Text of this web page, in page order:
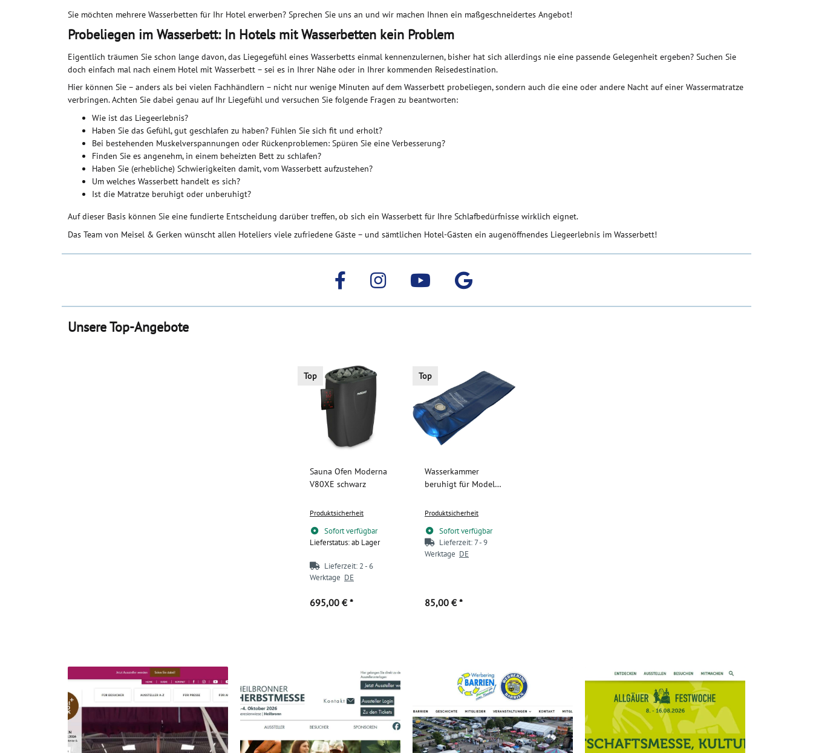
Sie möchten mehrere Wasserbetten für Ihr Hotel erwerben? Sprechen Sie uns an und wir machen Ihnen ein maßgeschneidertes Angebot!
Probeliegen im Wasserbett: In Hotels mit Wasserbetten kein Problem
Eigentlich träumen Sie schon lange davon, das Liegegefühl eines Wasserbetts einmal kennenzulernen, bisher hat sich allerdings nie eine passende Gelegenheit ergeben? Suchen Sie
doch einfach mal nach einem Hotel mit Wasserbett – sei es in Ihrer Nähe oder in Ihrer kommenden Reisedestination.
Hier können Sie – anders als bei vielen Fachhändlern – nicht nur wenige Minuten auf dem Wasserbett probeliegen, sondern auch die eine oder andere Nacht auf einer Wassermatratze
verbringen. Achten Sie dabei genau auf Ihr Liegefühl und versuchen Sie folgende Fragen zu beantworten:
Wie ist das Liegeerlebnis?
Haben Sie das Gefühl, gut geschlafen zu haben? Fühlen Sie sich fit und erholt?
Bei bestehenden Muskelverspannungen oder Rückenproblemen: Spüren Sie eine Verbesserung?
Finden Sie es angenehm, in einem beheizten Bett zu schlafen?
Haben Sie (erhebliche) Schwierigkeiten damit, vom Wasserbett aufzustehen?
Um welches Wasserbett handelt es sich?
Ist die Matratze beruhigt oder unberuhigt?
Auf dieser Basis können Sie eine fundierte Entscheidung darüber treffen, ob sich ein Wasserbett für Ihre Schlafbedürfnisse wirklich eignet.
Das Team von Meisel & Gerken wünscht allen Hoteliers viele zufriedene Gäste – und sämtlichen Hotel-Gästen ein augenöffnendes Liegeerlebnis im Wasserbett!
Unsere Top-Angebote
Top
Sauna Ofen Moderna
V80XE schwarz
Produktsicherheit
Sofort verfügbar
Lieferstatus: ab Lager
Lieferzeit: 2 - 6
Werktage DE
695,00 € *
Top
Wasserkammer
beruhigt für Modell
cm
Produktsicherheit
Sofort verfügbar
Lieferzeit:7 - 9
Werktage DE
85,00 € *